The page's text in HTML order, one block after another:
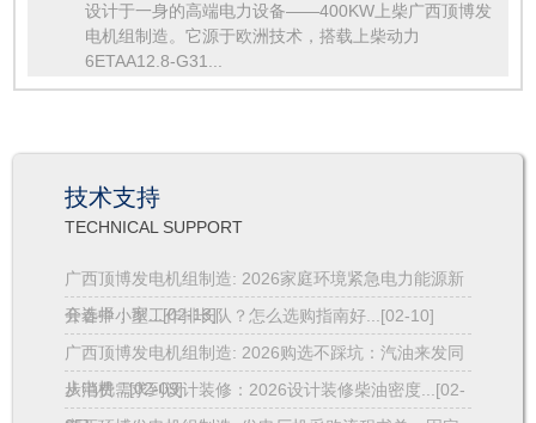
设计于一身的高端电力设备——400KW上柴广西顶博发
电机组制造。它源于欧洲技术，搭载上柴动力
6ETAA12.8-G31...
技术支持
TECHNICAL SUPPORT
广西顶博发电机组制造: 2026家庭环境紧急电力能源新
会选择：家...[02-13]
开春中小型工作排长队？怎么选购指南好...[02-10]
广西顶博发电机组制造: 2026购选不踩坑：汽油来发同
步电机...[02-09]
从消费需求到设计装修：2026设计装修柴油密度...[02-